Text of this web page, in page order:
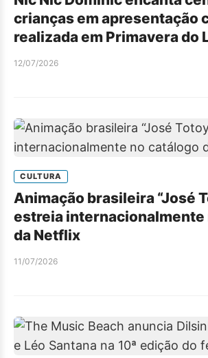
crianças em apresentação
realizada em Primavera do
12/07/2026
CULTURA
Animação brasileira “José
estreia internacionalmente
da Netflix
11/07/2026